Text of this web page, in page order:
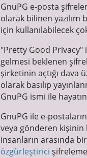
GnuPG e-posta
olarak bilinen yazılım
için kullanılabilecek
"Pretty Good Privacy"
gelmesi beklenen
şirketinin açtığı dava
olarak basılıp
GnuPG ismi ile
GnuPG ile e-
veya gönderen
insanların arasında
özgürleştirici şifreleme